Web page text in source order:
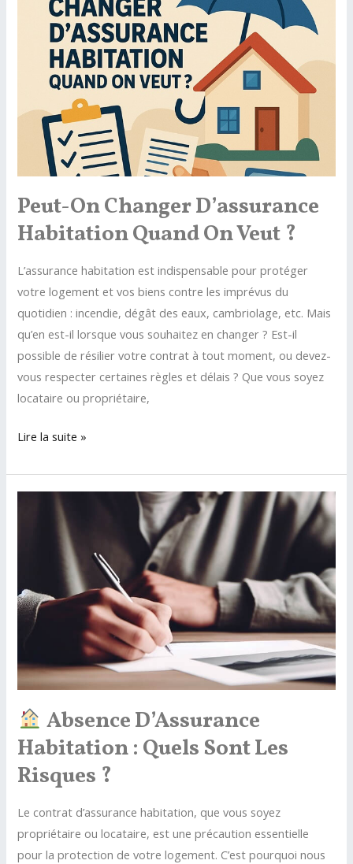
assurance
immobilier
Peut-On Changer D’assurance
Habitation Quand On Veut ?
L’assurance habitation est indispensable pour protéger
votre logement et vos biens contre les imprévus du
quotidien : incendie, dégât des eaux, cambriolage, etc. Mais
qu’en est-il lorsque vous souhaitez en changer ? Est-il
possible de résilier votre contrat à tout moment, ou devez-
vous respecter certaines règles et délais ? Que vous soyez
locataire ou propriétaire,
Peut-
changer
d’assurance
habitation
?
Lire la suite »
Absence D’Assurance
Habitation : Quels Sont Les
Risques ?
Le contrat d’assurance habitation, que vous soyez
propriétaire ou locataire, est une précaution essentielle
pour la protection de votre logement. C’est pourquoi nous